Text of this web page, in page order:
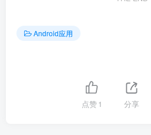
Android应用
点赞1 分享